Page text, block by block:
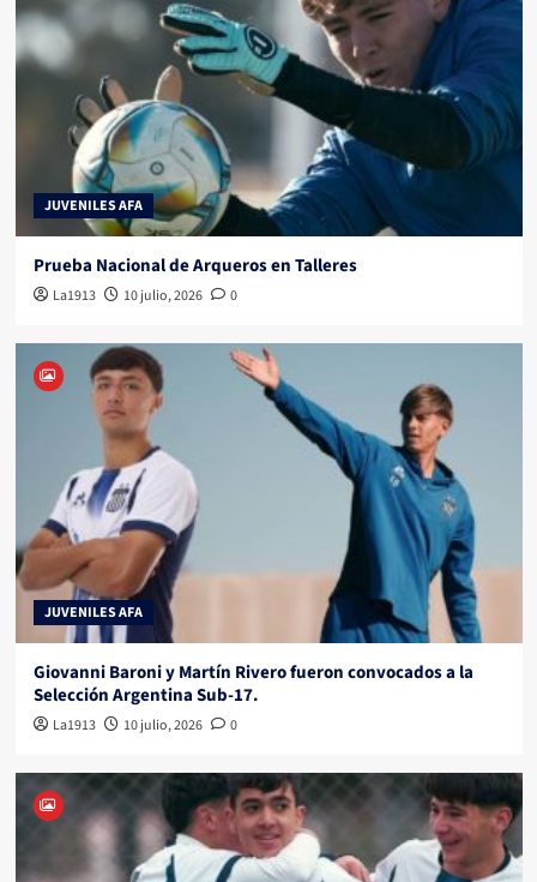
JUVENILES AFA
Prueba Nacional de Arqueros en Talleres
La1913 10 julio, 2026 0
JUVENILES AFA
Giovanni Baroni y Martín Rivero fueron convocados a la
Selección Argentina Sub-17.
La1913 10 julio, 2026 0